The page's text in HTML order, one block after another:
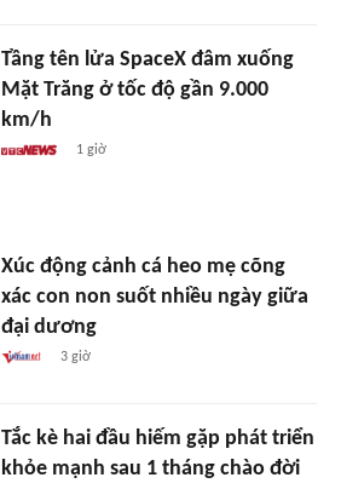
Tầng tên lửa SpaceX đâm xuống
Mặt Trăng ở tốc độ gần 9.000
km/h
1 giờ
Xúc động cảnh cá heo mẹ cõng
xác con non suốt nhiều ngày giữa
đại dương
3 giờ
Tắc kè hai đầu hiếm gặp phát triển
khỏe mạnh sau 1 tháng chào đời